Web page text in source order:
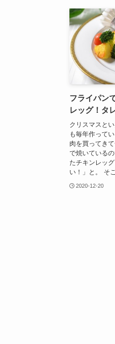
フライパン
レッグ！タ
クリスマスと
も毎年作って
肉を買ってき
で焼いている
たチキンレッ
い！」と。 そ
2020-12-20